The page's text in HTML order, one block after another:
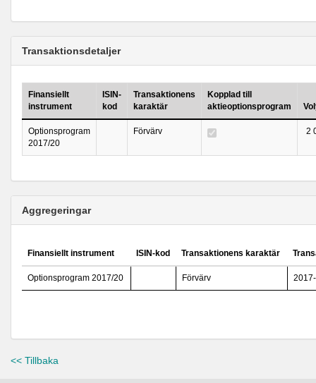
Transaktionsdetaljer
Finansiellt
instrument
ISIN-
kod
Transaktionens
karaktär
Kopplad till
aktieoptionsprogram
Optionsprogram
2017/20
Förvärv 2
Aggregeringar
Finansiellt instrument ISIN-kod Transaktionens karaktär
Optionsprogram 2017/20 Förvärv
<< Tillbaka